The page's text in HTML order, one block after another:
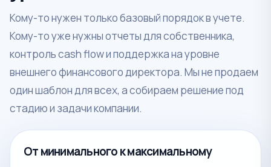
Кому-то нужен только базовый порядок в учете.
Кому-то уже нужны отчеты для собственника,
контроль cash flow и поддержка на уровне
внешнего финансового директора. Мы не продаем
один шаблон для всех, а собираем решение под
стадию и задачи компании.
От минимального к максимальному